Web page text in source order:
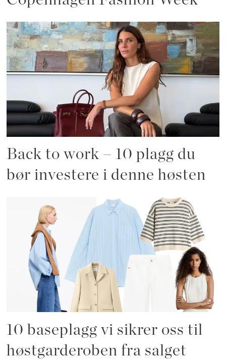
Back to work – 10 plagg du
bør investere i denne høsten
10 baseplagg vi sikrer oss til
høstgarderoben fra salget